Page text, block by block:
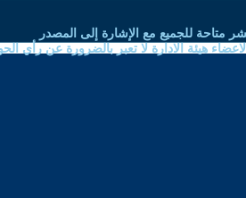
متاحة للجميع مع الإشارة إلى المصدر
هيئة الادارة لا تعبر بالضرورة عن رأي